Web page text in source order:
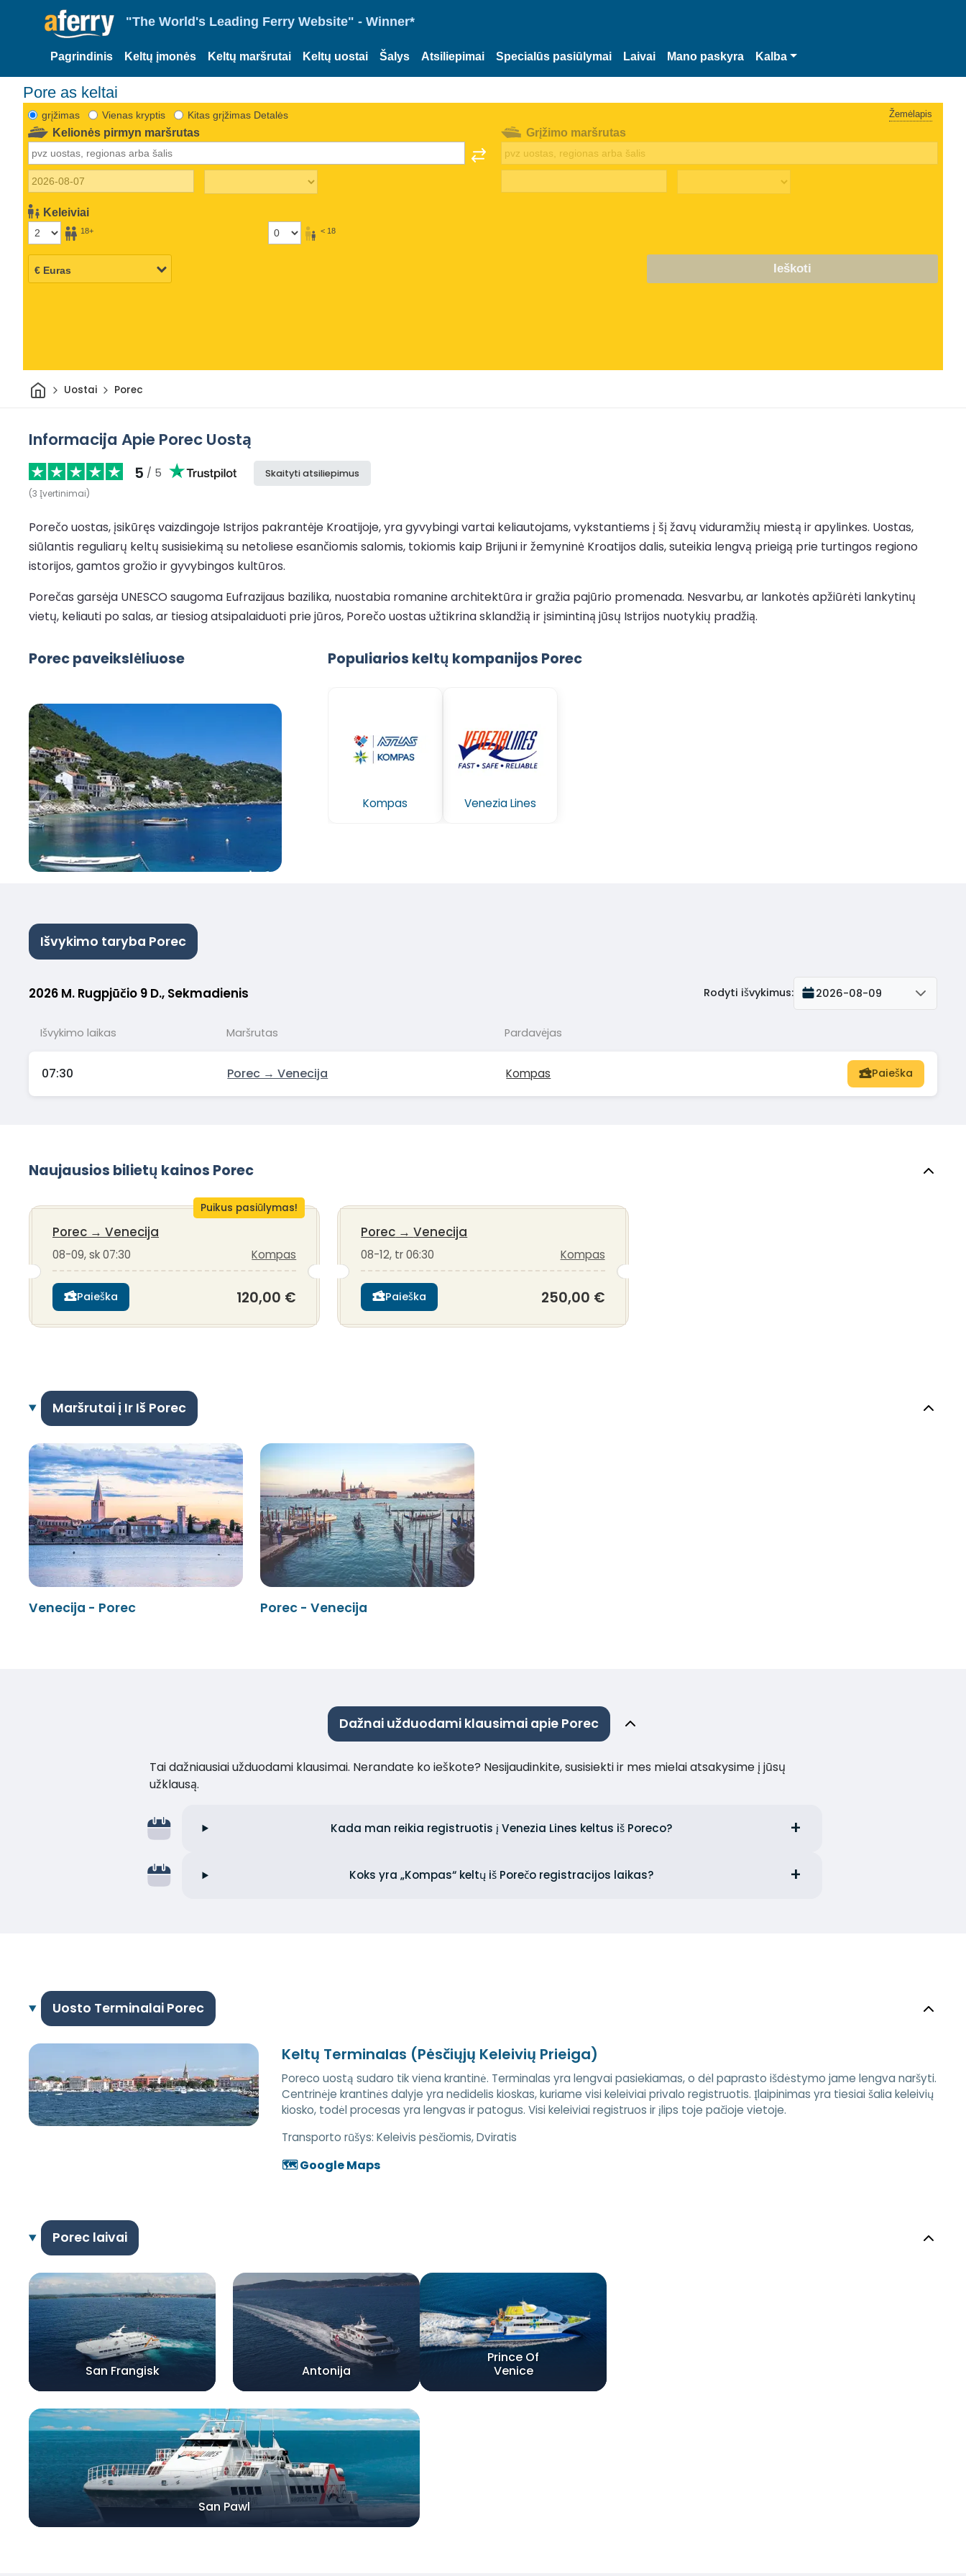
"The World's Leading Ferry Website" - Winner*
Pagrindinis Keltų įmonės Keltų maršrutai Keltų uostai Šalys Atsiliepimai Specialūs pasiūlymai Laivai Mano paskyra Kalba
Pore as keltai
grįžimas Vienas kryptis Kitas grįžimas Detalės Žemėlapis
Kelionės pirmyn maršrutas
Keleiviai
18+ < 18
Grįžimo maršrutas
Ieškoti
Pradžia
Uostai Porec
Informacija Apie Porec Uostą
5 / 5
(3 Įvertinimai)
Skaityti atsiliepimus
Porečo uostas, įsikūręs vaizdingoje Istrijos pakrantėje Kroatijoje, yra gyvybingi vartai keliautojams, vykstantiems į šį žavų viduramžių miestą ir apylinkes. Uostas,
siūlantis reguliarų keltų susisiekimą su netoliese esančiomis salomis, tokiomis kaip Brijuni ir žemyninė Kroatijos dalis, suteikia lengvą prieigą prie turtingos regiono
istorijos, gamtos grožio ir gyvybingos kultūros.
Porečas garsėja UNESCO saugoma Eufrazijaus bazilika, nuostabia romanine architektūra ir gražia pajūrio promenada. Nesvarbu, ar lankotės apžiūrėti lankytinų
vietų, keliauti po salas, ar tiesiog atsipalaiduoti prie jūros, Porečo uostas užtikrina sklandžią ir įsimintiną jūsų Istrijos nuotykių pradžią.
Porec paveikslėliuose Populiarios keltų kompanijos Porec
Kompas Venezia Lines
Išvykimo taryba Porec
2026 M. Rugpjūčio 9 D., Sekmadienis Rodyti išvykimus: 2026-08-09
Išvykimo laikas Maršrutas Pardavėjas
07:30 Porec → Venecija Kompas Paieška
Naujausios bilietų kainos Porec
Puikus pasiūlymas!
Porec → Venecija
08-09, sk 07:30 Kompas
Paieška 120,00 €
Porec →Venecija
08-12, tr 06:30 Kompas
Paieška 250,00 €
Maršrutai į Ir Iš Porec
Venecija - Porec Porec - Venecija
Dažnai užduodami klausimai apie Porec
Tai dažniausiai užduodami klausimai. Nerandate ko ieškote? Nesijaudinkite, susisiekti ir mes mielai atsakysime į jūsų
užklausą.
Kada man reikia registruotis į Venezia Lines keltus iš Poreco?
Koks yra „Kompas“ keltų iš Porečo registracijos laikas?
Uosto Terminalai Porec
Keltų Terminalas (Pėsčiųjų Keleivių Prieiga)
Poreco uostą sudaro tik viena krantinė. Terminalas yra lengvai pasiekiamas, o dėl paprasto išdėstymo jame lengva naršyti.
Centrinėje krantinės dalyje yra nedidelis kioskas, kuriame visi keleiviai privalo registruotis. Įlaipinimas yra tiesiai šalia keleivių
kiosko, todėl procesas yra lengvas ir patogus. Visi keleiviai registruos ir įlips toje pačioje vietoje.
Transporto rūšys: Keleivis pėsčiomis, Dviratis
🗺️ Google Maps
Porec laivai
San Frangisk Antonija
San Pawl
Prince Of
Venice